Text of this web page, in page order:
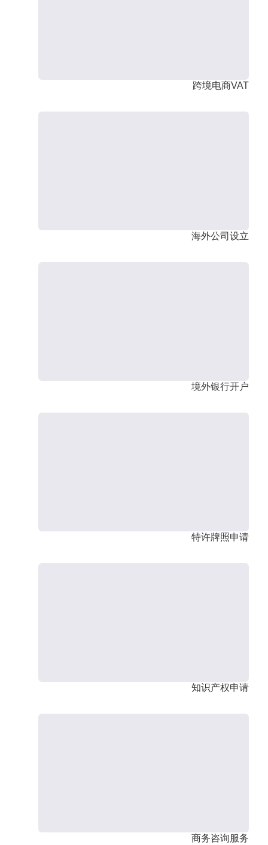
跨境电商VAT
海外公司设立
境外银行开户
特许牌照申请
知识产权申请
商务咨询服务